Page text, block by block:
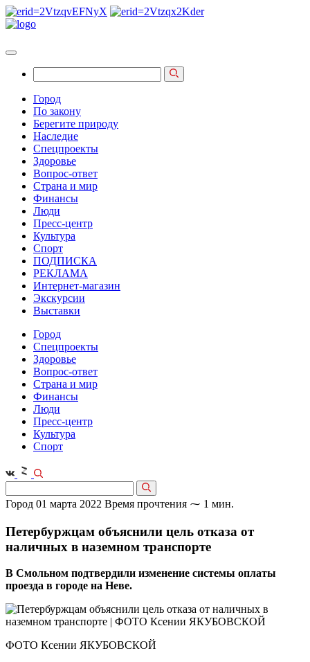
Город
По закону
Берегите природу
Наследие
Спецпроекты
Здоровье
Вопрос-ответ
Страна и мир
Финансы
Люди
Пресс-центр
Культура
Спорт
ПОДПИСКА
РЕКЛАМА
Интернет-магазин
Экскурсии
Выставки
Город
Спецпроекты
Здоровье
Вопрос-ответ
Страна и мир
Финансы
Люди
Пресс-центр
Культура
Спорт
Город 01 марта 2022 Время прочтения ⁓ 1 мин.
Петербуржцам объяснили цель отказа от
наличных в наземном транспорте
В Смольном подтвердили изменение системы оплаты
проезда в городе на Неве.
ФОТО Ксении ЯКУБОВСКОЙ